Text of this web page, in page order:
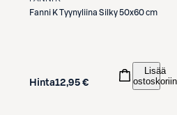
Fanni K Tyynyliina Silky 50x60 cm
Hinta12,95 €
Lisää
ostoskoriin